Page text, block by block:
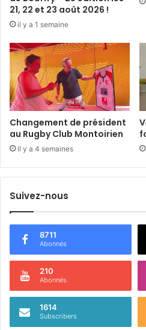
à
a
C
h
r
t
r
e
-
s
r
l
i
21, 22 et 23 août 2026 !
il y a 1 semaine
Changement de président
au Rugby Club Montoirien
il y a 4 semaines
Suivez-nous
8711
Abonnés
210
Abonnés
1614
Subscribers